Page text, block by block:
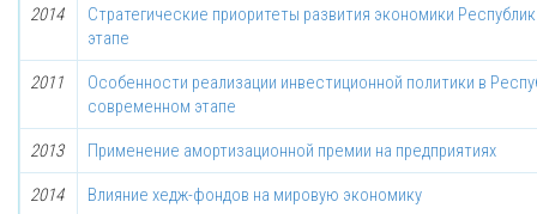
2014
Стратегические приоритеты развития экономики
этапе
2011
Особенности реализации инвестиционной политики в
современном этапе
2013 Применение амортизационной премии на предприятиях
2014 Влияние хедж-фондов на мировую экономику